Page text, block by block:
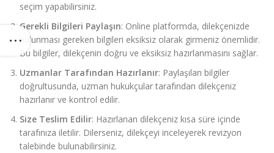
seçim yapabilirsiniz.
Gerekli Bilgileri Paylaşın: Online platformda, dilekçenizde
bulunması gereken bilgileri eksiksiz olarak girmeniz önemlidir.
Bu bilgiler, dilekçenin doğru ve eksiksiz hazırlanmasını sağlar.
Uzmanlar Tarafından Hazırlanır: Paylaşılan bilgiler
doğrultusunda, uzman hukukçular tarafından dilekçeniz
hazırlanır ve kontrol edilir.
Size Teslim Edilir: Hazırlanan dilekçeniz kısa süre içinde
tarafınıza iletilir. Dilerseniz, dilekçeyi inceleyerek revizyon
talebinde bulunabilirsiniz.